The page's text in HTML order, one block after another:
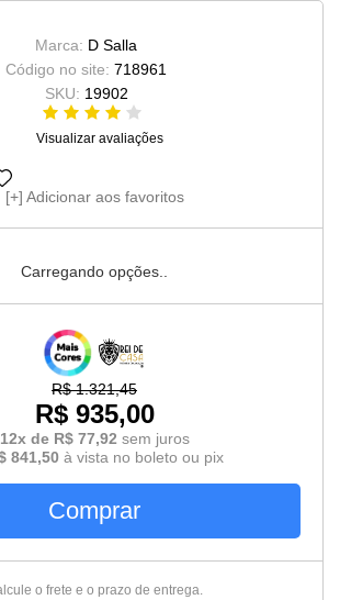
Marca: D Salla
Código no site: 718961
SKU: 19902
Visualizar avaliações
Adicionar aos favoritos
Carregando opções..
R$ 1.321,45
R$ 935,00
12x de R$ 77,92 sem juros
841,50 à vista no boleto ou pix
Comprar
o frete e o prazo de entrega.